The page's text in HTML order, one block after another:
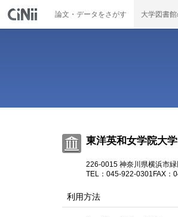
論文・データをさがす 大学図書
東洋英和女学院大
226-0015 神奈川県横浜市
TEL：045-922-0301 FAX：
利用方法